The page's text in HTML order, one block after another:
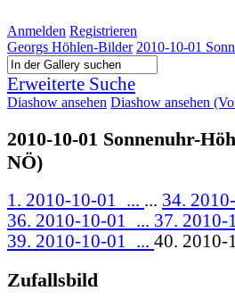
Anmelden Registrieren
Georgs Höhlen-Bilder 2010-10-01
Erweiterte Suche
Diashow ansehen Diashow ansehen
2010-10-01 Sonnenuhr-
NÖ)
1. 2010-10-01_... ... 34.
36. 2010-10-01_... 37. 2010-
39. 2010-10-01_... 40. 2010-
Zufallsbild